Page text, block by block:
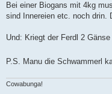
Bei einer Biogans mit 4kg
sind Innereien etc. noch drin.
Und: Kriegt der Ferdl 2
P.S. Manu die Schwammerl
Cowabunga!